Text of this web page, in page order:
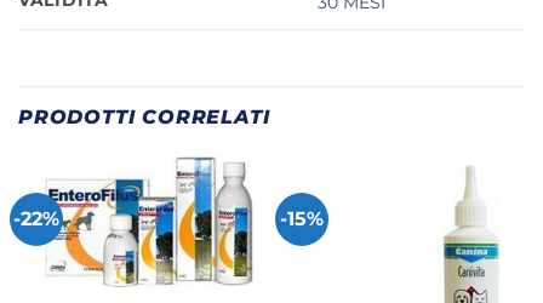
PRODOTTI CORRELATI
-22% -15%